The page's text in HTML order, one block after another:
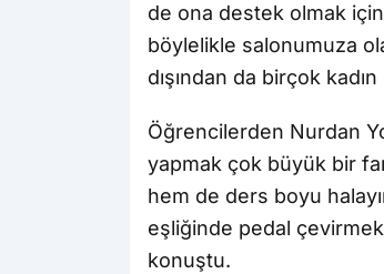
de ona destek olmak
böylelikle salonumuza
dışından da birçok
Öğrencilerden Nurdan
yapmak çok büyük bir
hem de ders boyu
eşliğinde pedal
konuştu.